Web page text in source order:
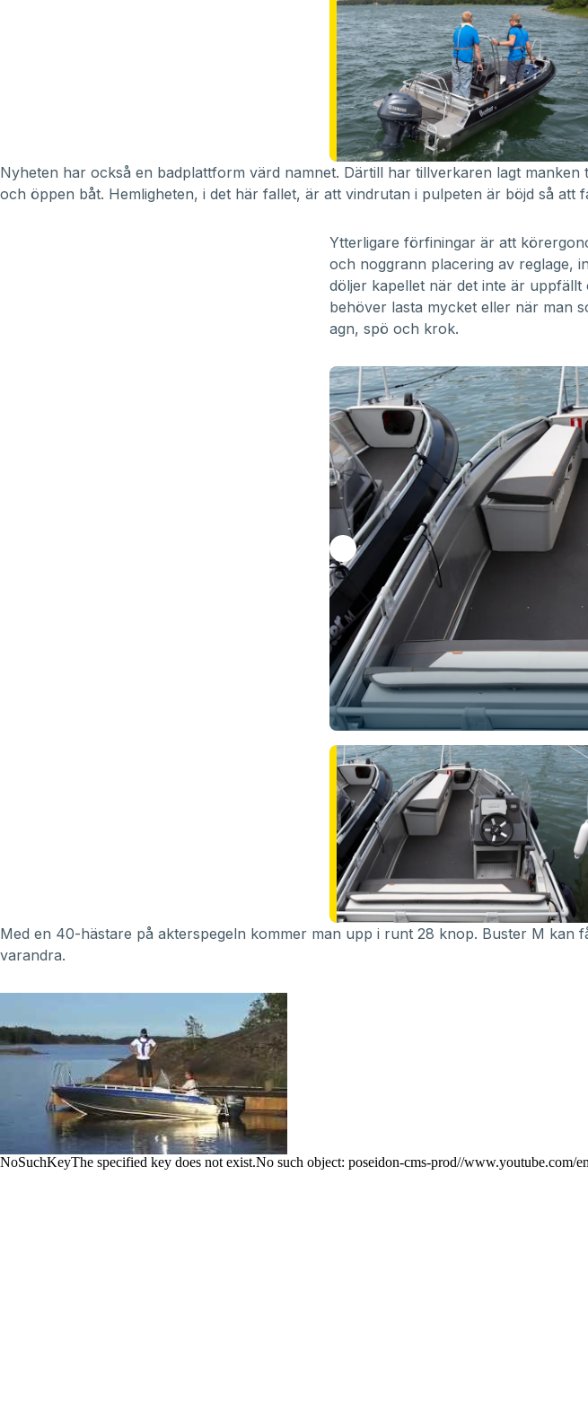
Nyheten har också en badplattform värd namnet. Därtill har tillverkaren lagt
och öppen båt. Hemligheten, i det här fallet, är att vindrutan i pulpeten är böjd så att
Ytterligare förfiningar är att
och noggrann placering av reglage,
döljer kapellet när det inte är
behöver lasta mycket eller när man
agn, spö och krok.
Med en 40-hästare på akterspegeln kommer man upp i runt 28 knop. Buster M kan
varandra.